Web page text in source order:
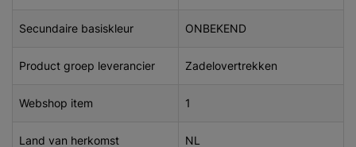
Secundaire basiskleur ONBEKEND
Product groep leverancier Zadelovertrekken
Webshop item 1
Land van herkomst NL